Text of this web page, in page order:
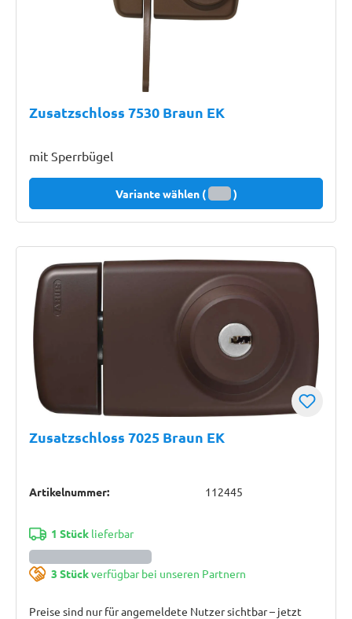
Zusatzschloss 7530 Braun EK
mit Sperrbügel
Variante wählen ( )
Zusatzschloss 7025 Braun EK
Artikelnummer: 112445
1 Stücklieferbar
3 Stückverfügbar bei unseren Partnern
Preise sind nur für angemeldete Nutzer sichtbar – jetzt